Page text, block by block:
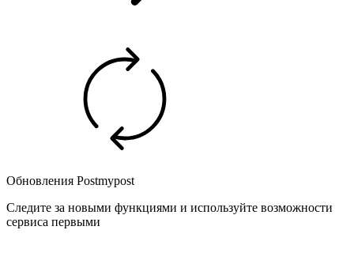
Обновления Postmypost
Следите за новыми функциями и используйте возможности
сервиса первыми